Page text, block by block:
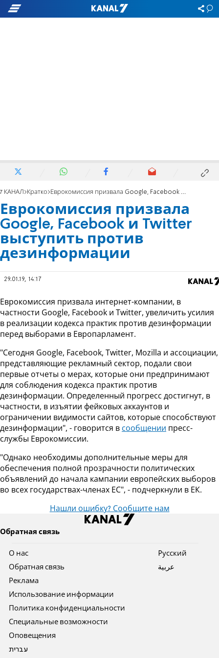
7 КАНАЛ Кратко Еврокомиссия призвала Google, Facebook и Twitter выступить против дезинформации
Еврокомиссия призвала
Google, Facebook и Twitter
выступить против
дезинформации
29.01.19, 14:17
Еврокомиссия призвала интернет-компании, в
частности Google, Facebook и Twitter, увеличить усилия
в реализации кодекса практик против дезинформации
перед выборами в Европарламент.
"Сегодня Google, Facebook, Twitter, Mozilla и ассоциации,
представляющие рекламный сектор, подали свои
первые отчеты о мерах, которые они предпринимают
для соблюдения кодекса практик против
дезинформации. Определенный прогресс достигнут, в
частности, в изъятии фейковых аккаунтов и
ограничении видимости сайтов, которые способствуют
дезинформации", - говорится в сообщении пресс-
службы Еврокомиссии.
"Однако необходимы дополнительные меры для
обеспечения полной прозрачности политических
объявлений до начала кампании европейских выборов
во всех государствах-членах ЕС", - подчеркнули в ЕК.
Нашли ошибку? Сообщите нам
Обратная связь
О нас
Обратная связь
Реклама
Использование информации
Политика конфиденциальности
Специальные возможности
Оповещения
עברית
Pусский
عربية